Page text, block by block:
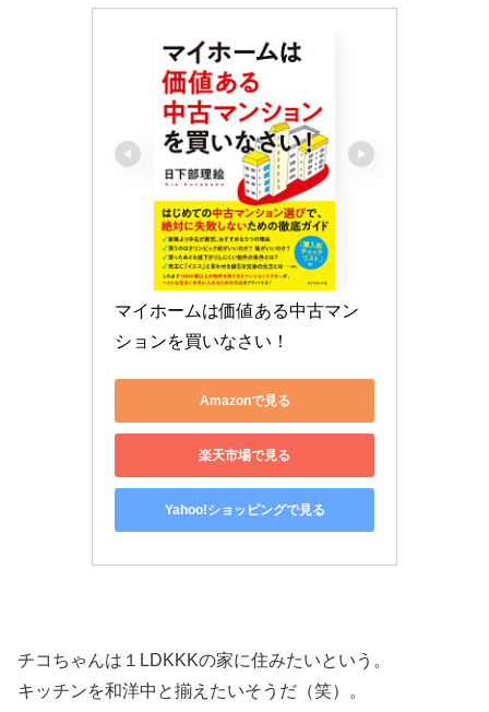
マイホームは価値ある中古マン
ションを買いなさい！
Amazonで見る
楽天市場で見る
Yahoo!ショッピングで見る
チコちゃんは１LDKKKの家に住みたいという。
キッチンを和洋中と揃えたいそうだ（笑）。